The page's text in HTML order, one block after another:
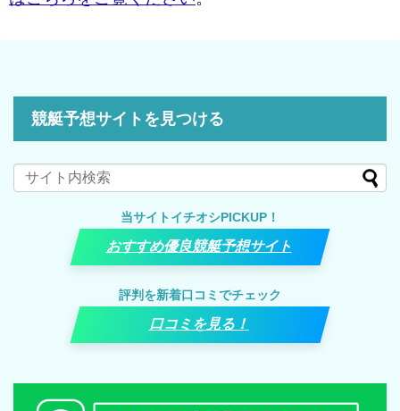
競艇予想サイトを見つける
当サイトイチオシPICKUP！
おすすめ優良競艇予想サイト
評判を新着口コミでチェック
口コミを見る！